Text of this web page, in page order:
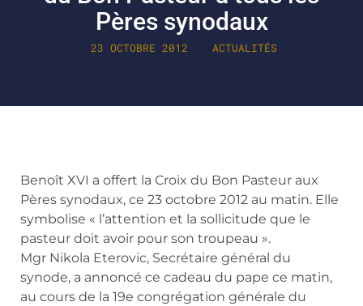
Pères synodaux
23 OCTOBRE 2012 ACTUALITÉS
Benoît XVI a offert la Croix du Bon Pasteur aux
Pères synodaux, ce 23 octobre 2012 au matin. Elle
symbolise « l’attention et la sollicitude que le
pasteur doit avoir pour son troupeau ».
Mgr Nikola Eterovic, Secrétaire général du
synode, a annoncé ce cadeau du pape ce matin,
au cours de la 19e congrégation générale du